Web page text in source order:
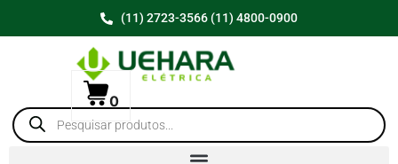
(11) 2723-3566 (11) 4800-0900
0